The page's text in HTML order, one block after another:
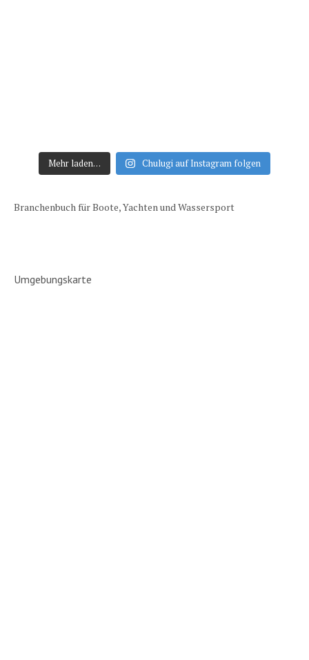
Mehr laden… Chulugi auf Instagram folgen
Branchenbuch für Boote, Yachten und Wassersport
Umgebungskarte